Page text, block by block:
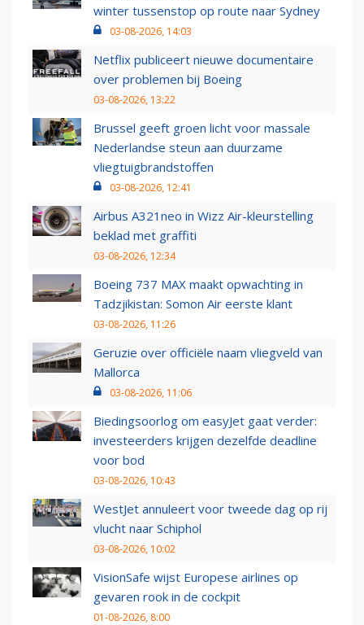
winter tussenstop op route naar Sydney
03-08-2026, 14:03
Netflix publiceert nieuwe documentaire
over problemen bij Boeing
03-08-2026, 13:22
Brussel geeft groen licht voor massale
Nederlandse steun aan duurzame
vliegtuigbrandstoffen
03-08-2026, 12:41
Airbus A321neo in Wizz Air-kleurstelling
beklad met graffiti
03-08-2026, 12:34
Boeing 737 MAX maakt opwachting in
Tadzjikistan: Somon Air eerste klant
03-08-2026, 11:26
Geruzie over officiële naam vliegveld van
Mallorca
03-08-2026, 11:06
Biedingsoorlog om easyJet gaat verder:
investeerders krijgen dezelfde deadline
voor bod
03-08-2026, 10:43
WestJet annuleert voor tweede dag op rij
vlucht naar Schiphol
03-08-2026, 10:02
VisionSafe wijst Europese airlines op
gevaren rook in de cockpit
01-08-2026, 8:00